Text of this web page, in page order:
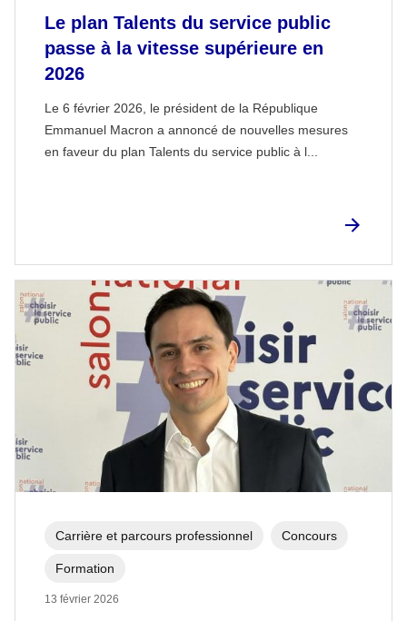
Le plan Talents du service public
passe à la vitesse supérieure en
2026
Le 6 février 2026, le président de la République
Emmanuel Macron a annoncé de nouvelles mesures
en faveur du plan Talents du service public à l...
Carrière et parcours professionnel Concours
Formation
13 février 2026